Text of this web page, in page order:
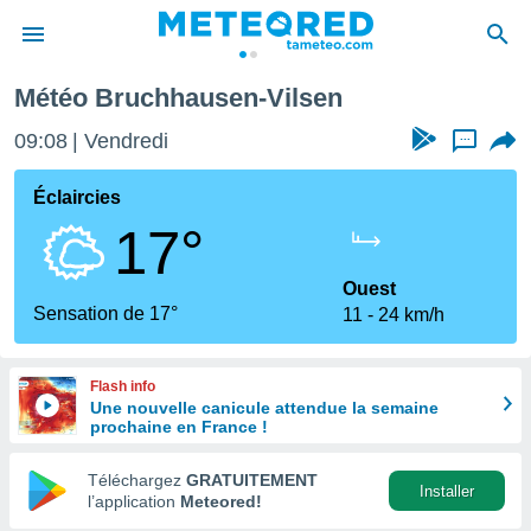
de
en
Météo Bruchhausen-Vilsen
09:08 Vendredi ...
Éclaircies
17°
Sensation de 17°
Ouest
11
24 km/h
Flash info
Une nouvelle canicule attendue la semaine
prochaine en France !
Téléchargez GRATUITEMENT
l’application Meteored!
Installer